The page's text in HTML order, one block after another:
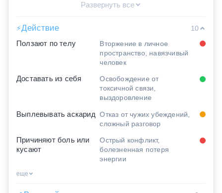
Развернуть все
⚡Действие
10
Ползают по телу
Вторжение в личное
пространство, навязчивый
человек
Доставать из себя
Освобождение от
токсичной связи,
выздоровление
Выплевывать аскарид Отказ от чужих убеждений,
сложный разговор
Причиняют боль или
кусают
Острый конфликт,
болезненная потеря
энергии
еще